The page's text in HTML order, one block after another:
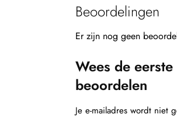
Beoordelingen
Er zijn nog geen
Wees de
beoordelen
Je e-mailadres wordt niet